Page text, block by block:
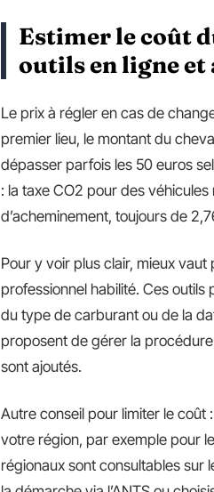
Estimer le coût
outils en ligne et
Le prix à régler en cas de
premier lieu, le montant du
dépasser parfois les 50 euros
: la taxe CO2 pour des
d’acheminement, toujours de
Pour y voir plus clair, mieux
professionnel habilité. Ces
du type de carburant ou de la
proposent de gérer la
sont ajoutés.
Autre conseil pour limiter le
votre région, par exemple pour
régionaux sont consultables sur